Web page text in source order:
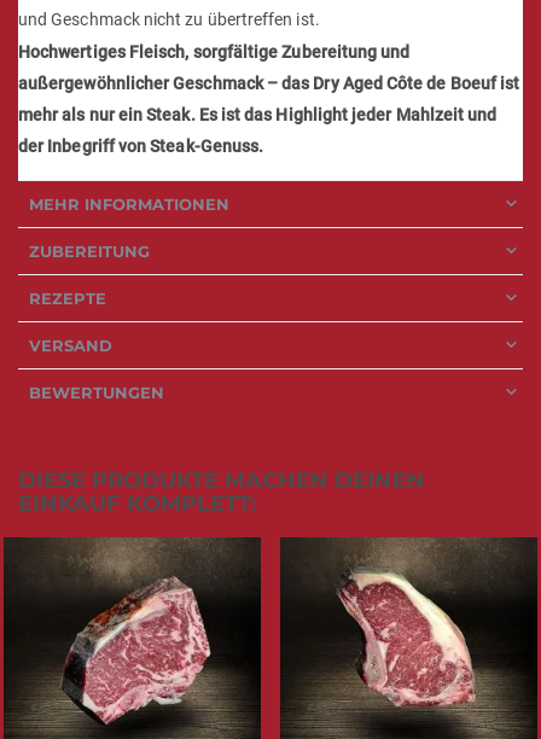
und Geschmack nicht zu übertreffen ist.
Hochwertiges Fleisch, sorgfältige Zubereitung und
außergewöhnlicher Geschmack – das Dry Aged Côte de Boeuf ist
mehr als nur ein Steak. Es ist das Highlight jeder Mahlzeit und
der Inbegriff von Steak-Genuss.
MEHR INFORMATIONEN
ZUBEREITUNG
REZEPTE
VERSAND
BEWERTUNGEN
DIESE PRODUKTE MACHEN DEINEN
EINKAUF KOMPLETT: